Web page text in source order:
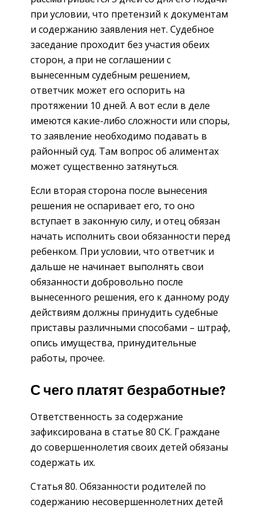
при условии, что претензий к документам
и содержанию заявления нет. Судебное
заседание проходит без участия обеих
сторон, а при не соглашении с
вынесенным судебным решением,
ответчик может его оспорить на
протяжении 10 дней. А вот если в деле
имеются какие-либо сложности или споры,
то заявление необходимо подавать в
районный суд. Там вопрос об алиментах
может существенно затянуться.
Если вторая сторона после вынесения
решения не оспаривает его, то оно
вступает в законную силу, и отец обязан
начать исполнить свои обязанности перед
ребенком. При условии, что ответчик и
дальше не начинает выполнять свои
обязанности добровольно после
вынесенного решения, его к данному роду
действиям должны принудить судебные
приставы различными способами – штраф,
опись имущества, принудительные
работы, прочее.
С чего платят безработные?
Ответственность за содержание
зафиксирована в статье 80 СК. Граждане
до совершеннолетия своих детей обязаны
содержать их.
Статья 80. Обязанности родителей по
содержанию несовершеннолетних детей